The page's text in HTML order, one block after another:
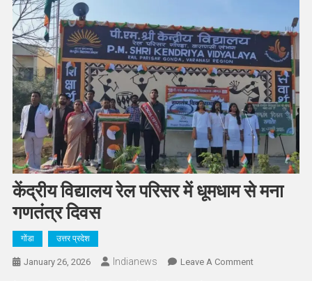
केंद्रीय विद्यालय रेल परिसर में धूमधाम से मना
गणतंत्र दिवस
गोंडा उत्तर प्रदेश
January 26, 2026 Indianews Leave A CommentOn